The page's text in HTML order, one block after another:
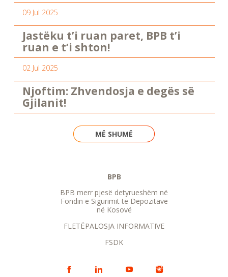
09 Jul 2025
Jastëku t’i ruan paret, BPB t’i
ruan e t’i shton!
02 Jul 2025
Njoftim: Zhvendosja e degës së
Gjilanit!
MË SHUMË
BPB
BPB merr pjesë detyrueshëm në
Fondin e Sigurimit të Depozitave
në Kosovë
FLETËPALOSJA INFORMATIVE
FSDK